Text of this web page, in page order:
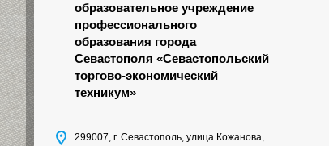
образовательное учреждение
профессионального
образования города
Севастополя «Севастопольский
торгово-экономический
техникум»
299007, г. Севастополь, улица Кожанова,